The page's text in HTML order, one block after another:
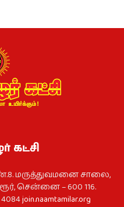
கட்சி
மருத்துவமனை சாலை,
சென்னை – 600 116.
join.naamtamilar.org